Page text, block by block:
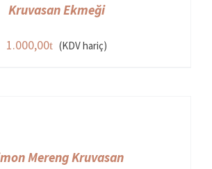
Kruvasan Ekmeği
1.000,00 (KDV hariç)
Mereng Kruvasan